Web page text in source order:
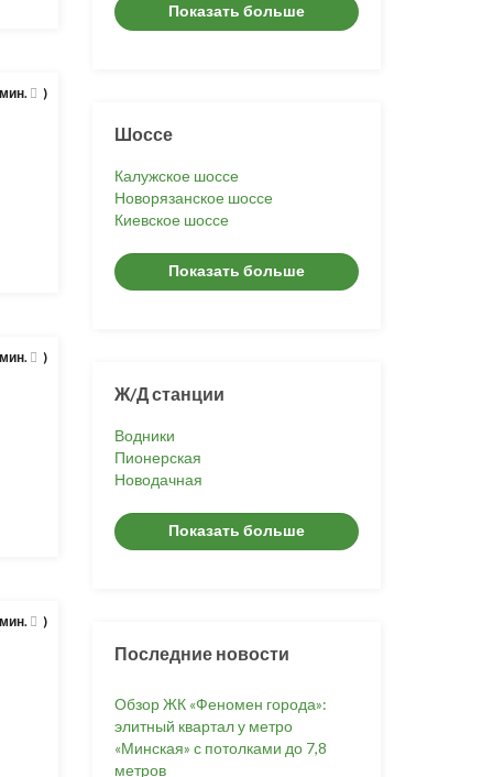
)
)
)
Показать больше
Шоссе
Калужское шоссе
Новорязанское шоссе
Киевское шоссе
Показать больше
Ж/Д станции
Водники
Пионерская
Новодачная
Показать больше
Последние новости
Обзор ЖК «Феномен города»:
элитный квартал у метро
«Минская» с потолками до 7,8
метров